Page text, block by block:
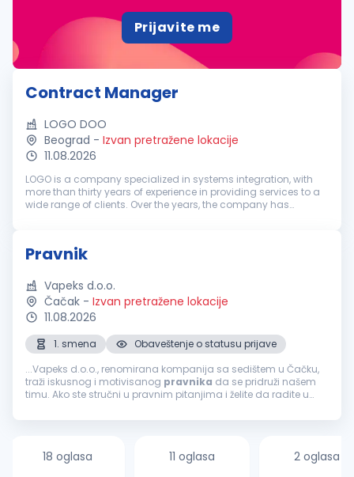
Prijavite me
Contract Manager
LOGO DOO
Beograd - Izvan pretražene lokacije
11.08.2026
LOGO is a company specialized in systems integration, with
more than thirty years of experience in providing services to a
wide range of clients. Over the years, the company has
Pravnik
Vapeks d.o.o.
Čačak - Izvan pretražene lokacije
11.08.2026
1. smena
Obaveštenje o statusu prijave
...Vapeks d.o.o., renomirana kompanija sa sedištem u Čačku,
traži iskusnog i motivisanog pravnika da se pridruži našem
timu. Ako ste stručni u pravnim pitanjima i želite da radite u
Odgovornosti...
18 oglasa 11 oglasa 2 oglasa